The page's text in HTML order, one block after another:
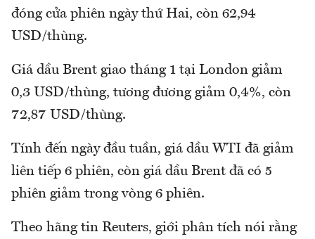
đóng cửa phiên ngày thứ Hai, còn 62,94
USD/thùng.
Giá dầu Brent giao tháng 1 tại London giảm
0,3 USD/thùng, tương đương giảm 0,4%, còn
72,87 USD/thùng.
Tính đến ngày đầu tuần, giá dầu WTI đã giảm
liên tiếp 6 phiên, còn giá dầu Brent đã có 5
phiên giảm trong vòng 6 phiên.
Theo hãng tin Reuters, giới phân tích nói rằng